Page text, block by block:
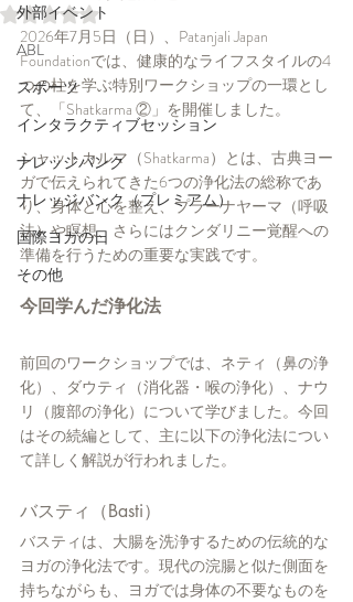
外部イベント
ABL
スポーツ
インタラクティブセッション
ナレッジバンク
ナレッジバンク（プレミアム）
国際ヨガの日
その他
5つ星のうちNaNと評価されています。
2026年7月5日（日）、Patanjali Japan
Foundationでは、健康的なライフスタイルの4
つの柱を学ぶ特別ワークショップの一環とし
て、「Shatkarma ②」を開催しました。
シャットカルマ（Shatkarma）とは、古典ヨー
ガで伝えられてきた6つの浄化法の総称であ
り、身体と心を整え、プラーナヤーマ（呼吸
法）や瞑想、さらにはクンダリニー覚醒への
準備を行うための重要な実践です。
今回学んだ浄化法
前回のワークショップでは、ネティ（鼻の浄
化）、ダウティ（消化器・喉の浄化）、ナウ
リ（腹部の浄化）について学びました。今回
はその続編として、主に以下の浄化法につい
て詳しく解説が行われました。
バスティ（Basti）
バスティは、大腸を洗浄するための伝統的な
ヨガの浄化法です。現代の浣腸と似た側面を
持ちながらも、ヨガでは身体の不要なものを